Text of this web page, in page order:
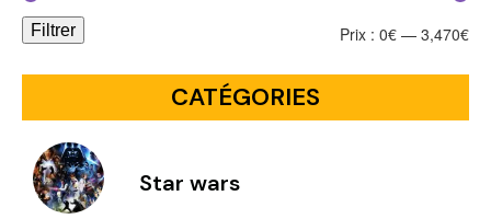
Filtrer Prix : 0€ — 3,470€
CATÉGORIES
Star wars